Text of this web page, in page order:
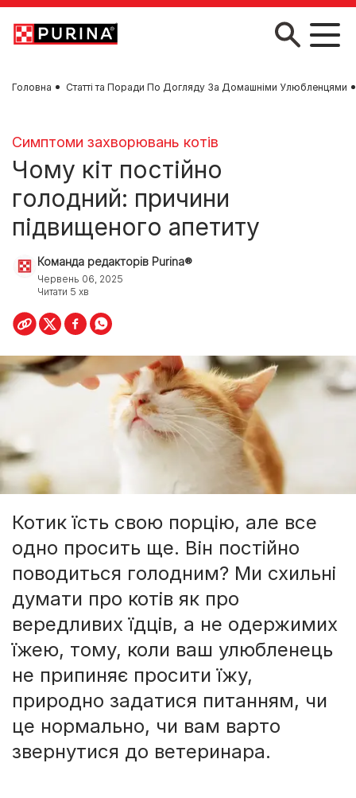
Skip to main content
Головна Статті та Поради По Догляду За Домашніми Улюбленцями
Симптоми захворювань котів
Чому кіт постійно
голодний: причини
підвищеного апетиту
Команда редакторів Purina®
Червень 06, 2025
Читати 5 хв
Котик їсть свою порцію, але все
одно просить ще. Він постійно
поводиться голодним? Ми схильні
думати про котів як про
вередливих їдців, а не одержимих
їжею, тому, коли ваш улюбленець
не припиняє просити їжу,
природно задатися питанням, чи
це нормально, чи вам варто
звернутися до ветеринара.